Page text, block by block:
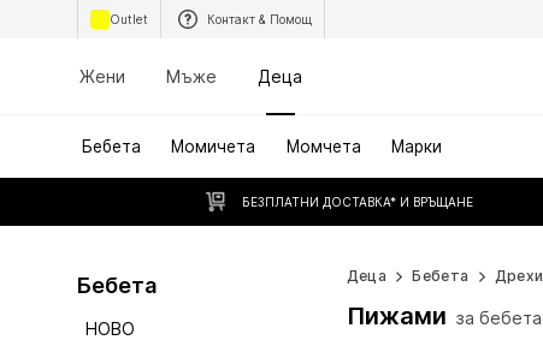
Outlet Контакт & Помощ
Жени Мъже Деца
Бебета Момичета Момчета Марки
БЕЗПЛАТНИ ДОСТАВКА* И ВРЪЩАНЕ
Бебета
НОВО
Деца Бебета Дрехи
Пижами за бебета